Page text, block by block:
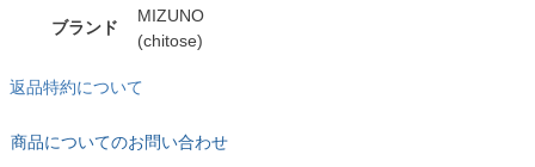
ブランド
MIZUNO
(chitose)
返品特約について
商品についてのお問い合わせ